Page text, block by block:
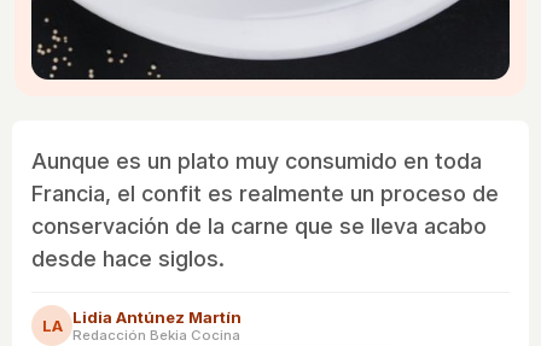
Aunque es un plato muy consumido en toda
Francia, el confit es realmente un proceso de
conservación de la carne que se lleva acabo
desde hace siglos.
LA Lidia Antúnez Martín
Redacción Bekia Cocina